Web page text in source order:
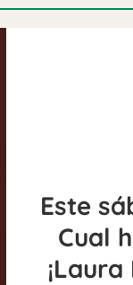
Este
Cual